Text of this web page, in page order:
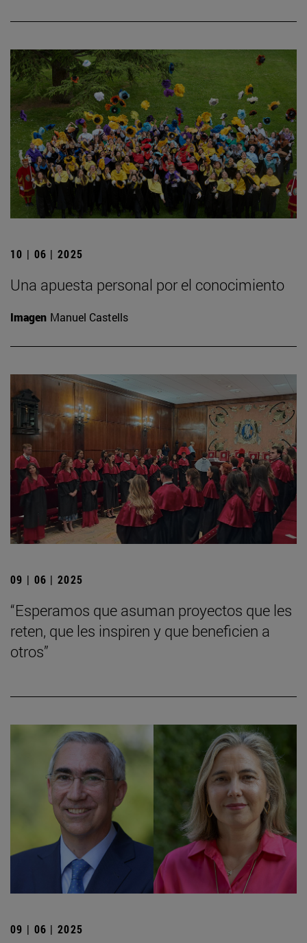
10 | 06 | 2025
Una apuesta personal por el conocimiento
Imagen Manuel Castells
09 | 06 | 2025
“Esperamos que asuman proyectos que les
reten, que les inspiren y que beneficien a
otros”
09 | 06 | 2025